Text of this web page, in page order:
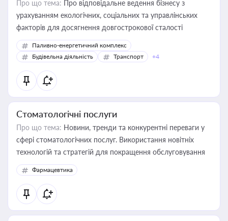
Про що тема: Про відповідальне ведення бізнесу з
урахуванням екологічних, соціальних та управлінських
факторів для досягнення довгострокової сталості
Паливно-енергетичний комплекс
Будівельна діяльність
Транспорт +4
Стоматологічні послуги
Про що тема: Новини, тренди та конкурентні переваги у
сфері стоматологічних послуг. Використання новітніх
технологій та стратегій для покращення обслуговування
Фармацевтика